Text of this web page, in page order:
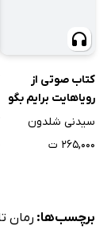
کتاب صوتی از
رویاهایت برایم بگو
سیدنی شلدون
۲۶۵,۰۰۰ ت
برچسب‌ها: رمان